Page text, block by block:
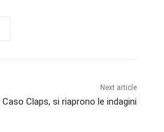
Next article
Caso Claps, si riaprono le indagini